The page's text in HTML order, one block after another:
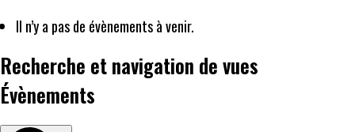
Il n’y a pas de évènements à venir.
Recherche et navigation de vues
Évènements